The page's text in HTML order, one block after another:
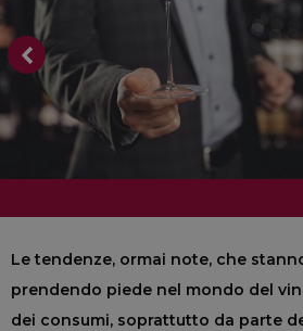
Le tendenze, ormai note, che
prendendo piede nel mondo del
dei consumi, soprattutto da parte